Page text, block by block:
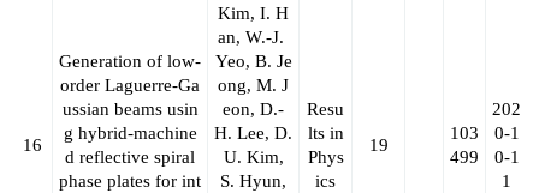
16
Generation of low-
order Laguerre-Ga
ussian beams usin
g hybrid-machine
d reflective spiral
phase plates for int
Kim, I. H
an, W.-J.
Yeo, B. Je
ong, M. J
eon, D.-
H. Lee, D.
U. Kim,
S. Hyun,
Resu
lts in
Phys
ics
19
103
499
202
0-1
0-1
1